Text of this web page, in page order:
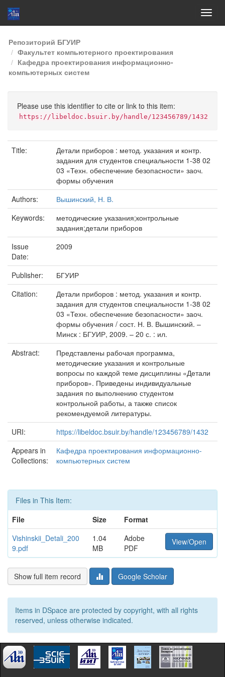
Skip
navigation
Репозиторий БГУИР
Факультет компьютерного проектирования
Кафедра проектирования информационно-
компьютерных систем
Please use this identifier to cite or link to this item:
https://libeldoc.bsuir.by/handle/123456789/1432
Title:
Детали приборов : метод. указания и контр.
задания для студентов специальности 1-38 02
03 «Техн. обеспечение безопасности» заоч.
формы обучения
Authors:
Вышинский, Н. В.
Keywords:
методические указания;контрольные
задания;детали приборов
Issue
Date:
2009
Publisher:
БГУИР
Citation:
Детали приборов : метод. указания и контр.
задания для студентов специальности 1-38 02
03 «Техн. обеспечение безопасности» заоч.
формы обучения / сост. Н. В. Вышинский. –
Минск : БГУИР, 2009. – 20 с. : ил.
Abstract:
Представлены рабочая программа,
методические указания и контрольные
вопросы по каждой теме дисциплины «Детали
приборов». Приведены индивидуальные
задания по выполнению студентом
контрольной работы, а также список
рекомендуемой литературы.
URI:
https://libeldoc.bsuir.by/handle/123456789/1432
Appears in
Collections:
Кафедра проектирования информационно-
компьютерных систем
Files in This Item:
File
Size
Format
Vishinskii_Detali_200
9.pdf
1.04
MB
Adobe
PDF
View/Open
Show full item record Google Scholar
Items in DSpace are protected by copyright, with all rights
reserved, unless otherwise indicated.